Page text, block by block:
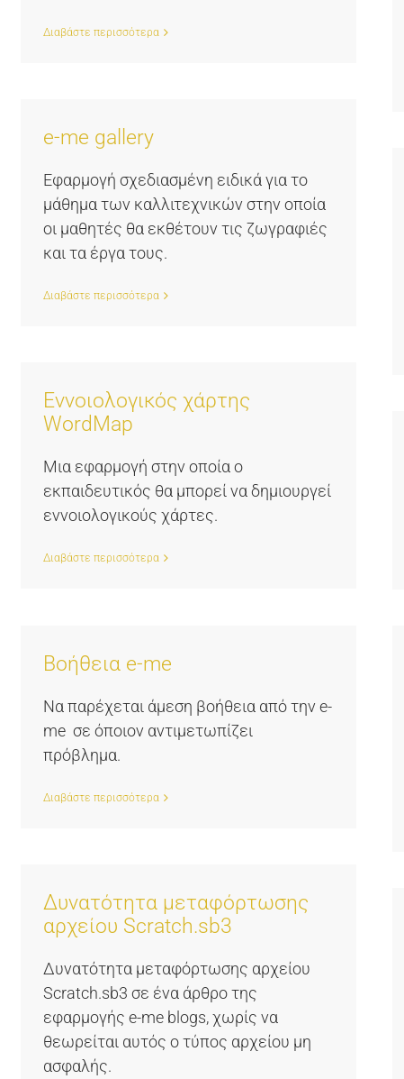
Διαβάστε περισσότερα
e-me gallery
Εφαρμογή σχεδιασμένη ειδικά για το
μάθημα των καλλιτεχνικών στην οποία
οι μαθητές θα εκθέτουν τις ζωγραφιές
και τα έργα τους.
Διαβάστε περισσότερα
Εννοιολογικός χάρτης
WordMap
Μια εφαρμογή στην οποία ο
εκπαιδευτικός θα μπορεί να δημιουργεί
εννοιολογικούς χάρτες.
Διαβάστε περισσότερα
Βοήθεια e-me
Να παρέχεται άμεση βοήθεια από την e-
me σε όποιον αντιμετωπίζει
πρόβλημα.
Διαβάστε περισσότερα
Δυνατότητα μεταφόρτωσης
αρχείου Scratch.sb3
Δυνατότητα μεταφόρτωσης αρχείου
Scratch.sb3 σε ένα άρθρο της
εφαρμογής e-me blogs, χωρίς να
θεωρείται αυτός ο τύπος αρχείου μη
ασφαλής.